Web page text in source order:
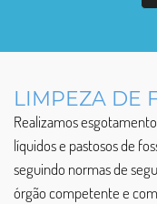
LIMPEZA DE
Realizamos
líquidos e pastosos de
seguindo normas de
órgão competente e